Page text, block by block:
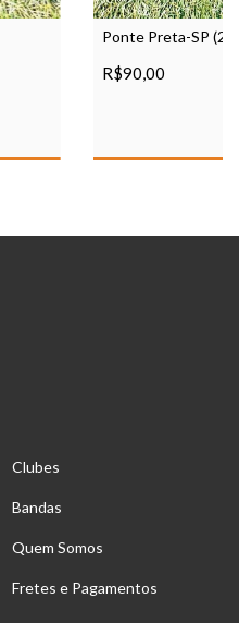
Ponte Preta-SP
R$90,00
Clubes
Bandas
Quem Somos
Fretes e Pagamentos